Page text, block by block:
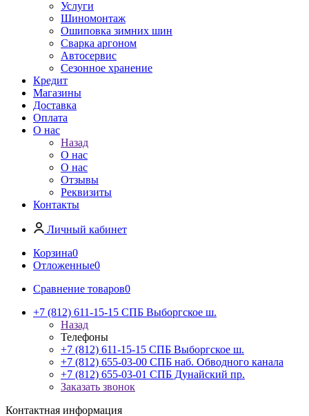
Услуги
Шиномонтаж
Ошиповка зимних шин
Сварка аргоном
Автосервис
Сезонное хранение
Кредит
Магазины
Доставка
Оплата
О нас
Назад
О нас
О нас
Отзывы
Реквизиты
Контакты
Личный кабинет
Корзина0
Отложенные0
Сравнение товаров0
+7 (812) 611-15-15 СПБ Выборгское ш.
Назад
Телефоны
+7 (812) 611-15-15 СПБ Выборгское ш.
+7 (812) 655-03-00 СПБ наб. Обводного канала
+7 (812) 655-03-01 СПБ Дунайский пр.
Заказать звонок
Контактная информация